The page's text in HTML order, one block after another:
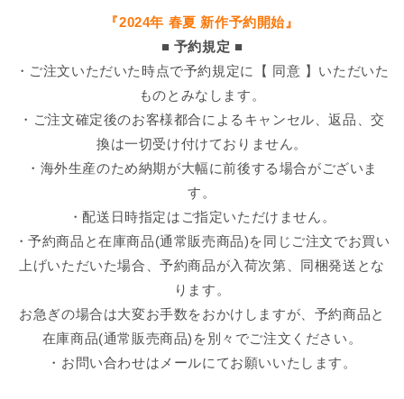
『2024年 春夏 新作予約開始』
■ 予約規定 ■
・ご注文いただいた時点で予約規定に【 同意 】いただいた
ものとみなします。
・ご注文確定後のお客様都合によるキャンセル、返品、交
換は一切受け付けておりません。
・海外生産のため納期が大幅に前後する場合がございま
す。
・配送日時指定はご指定いただけません。
・予約商品と在庫商品(通常販売商品)を同じご注文でお買い
上げいただいた場合、予約商品が入荷次第、同梱発送とな
ります。
お急ぎの場合は大変お手数をおかけしますが、予約商品と
在庫商品(通常販売商品)を別々でご注文ください。
・お問い合わせはメールにてお願いいたします。